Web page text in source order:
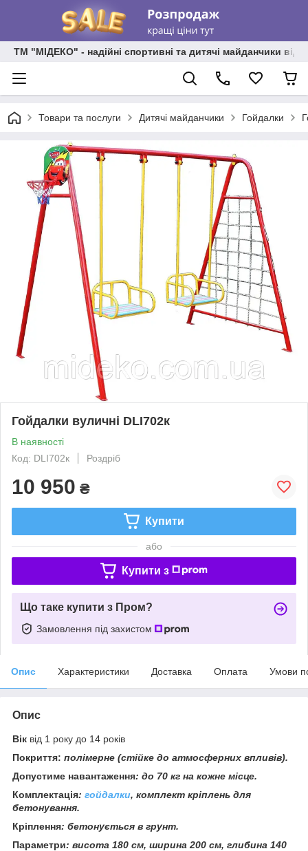
ТМ "МІДЕКО" - надійні спортивні та дитячі майданчики від
Товари та послуги Дитячі майданчики Гойдалки
Гойдалки вуличні DLI702к
В наявності
Код: DLI702к
Роздріб
10 950 ₴
Купити
або
Купити з
Що таке купити з Пром?
Замовлення під захистом
Опис Характеристики Доставка Оплата Умови
Опис
Вік від 1 року до 14 років
Покриття: полімерне (стійке до атмосферних впливів).
Допустиме навантаження: до 70 кг на кожне місце.
Комплектація: гойдалки, комплект кріплень для
бетонування.
Кріплення: бетонується в грунт.
Параметри: висота 180 см, ширина 200 см, глибина 140